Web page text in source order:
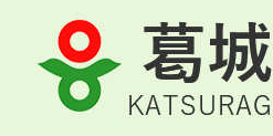
葛
城
市